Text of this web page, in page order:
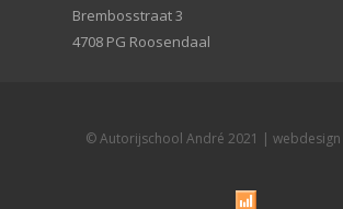
Brembosstraat 3
4708 PG Roosendaal
© Autorijschool André 2021 | webdesign